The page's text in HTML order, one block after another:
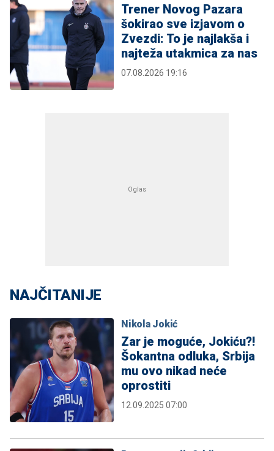
Trener Novog Pazara
šokirao sve izjavom o
Zvezdi: To je najlakša i
najteža utakmica za nas
07.08.2026 19:16
NAJČITANIJE
Nikola Jokić
Zar je moguće, Jokiću?!
Šokantna odluka, Srbija
mu ovo nikad neće
oprostiti
12.09.2025 07:00